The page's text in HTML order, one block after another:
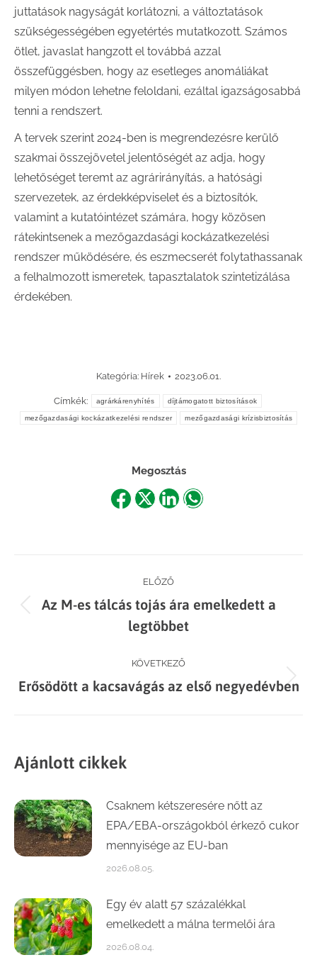
juttatások nagyságát korlátozni, a változtatások
szükségességében egyetértés mutatkozott. Számos
ötlet, javaslat hangzott el továbbá azzal
összefüggésben, hogy az esetleges anomáliákat
milyen módon lehetne feloldani, ezáltal igazságosabbá
tenni a rendszert.
A tervek szerint 2024-ben is megrendezésre kerülő
szakmai összejövetel jelentőségét az adja, hogy
lehetőséget teremt az agrárirányítás, a hatósági
szervezetek, az érdekképviselet és a biztosítók,
valamint a kutatóintézet számára, hogy közösen
rátekintsenek a mezőgazdasági kockázatkezelési
rendszer működésére, és eszmecserét folytathassanak
a felhalmozott ismeretek, tapasztalatok szintetizálása
érdekében.
Kategória: Hírek 2023.06.01.
Címkék: agrárkárenyhítés díjtámogatott biztosítások
mezőgazdasági kockázatkezelési rendszer mezőgazdasági krízisbiztosítás
Megosztás
ShareShareShareShare
navigation
ELŐZŐ
Previous
post:
Az M-es tálcás tojás ára emelkedett a
legtöbbet
KÖVETKEZŐ
Next
Erősödött a kacsavágás az első negyedévben
Ajánlott cikkek
Csaknem kétszeresére nőtt az
EPA/EBA-országokból érkező cukor
mennyisége az EU-ban
2026.08.05.
Egy év alatt 57 százalékkal
emelkedett a málna termelői ára
2026.08.04.